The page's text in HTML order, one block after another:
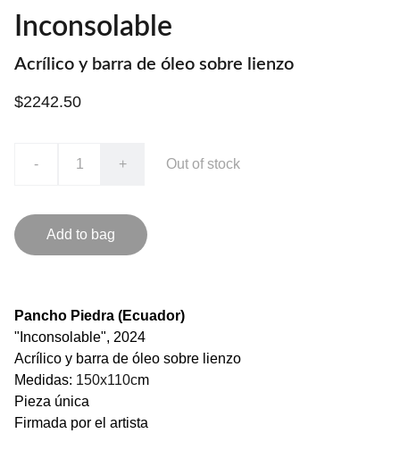
Inconsolable
Acrílico y barra de óleo sobre lienzo
$2242.50
- + Out of stock
Add to bag
Pancho Piedra (Ecuador)
"Inconsolable", 2024
Acrílico y barra de óleo sobre lienzo
Medidas: 150x110cm
Pieza única
Firmada por el artista